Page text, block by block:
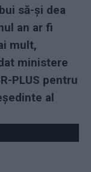
să-și dea
an ar fi
mult,
ministere
PLUS pentru
al